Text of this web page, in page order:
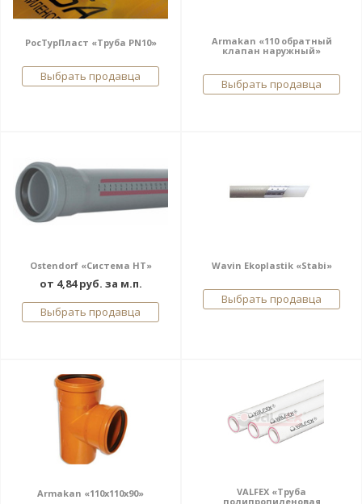
РосТурПласт «Труба PN10»
Выбрать продавца
Armakan «110 обратный
клапан наружный»
Выбрать продавца
Ostendorf «Система HT»
от 4,84 руб. за м.п.
Выбрать продавца
Wavin Ekoplastik «Stabi»
Выбрать продавца
Armakan «110х110х90»
VALFEX «Труба
полипропиленовая